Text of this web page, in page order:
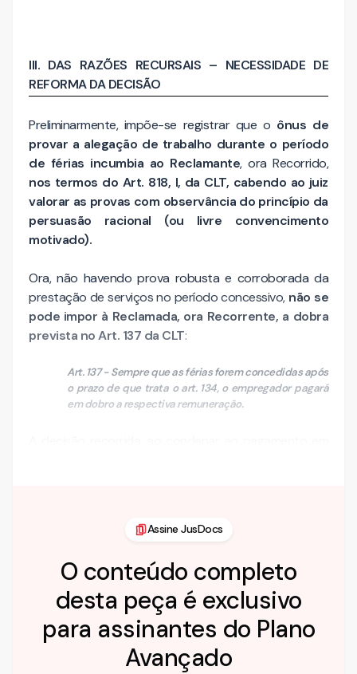
III. DAS RAZÕES RECURSAIS – NECESSIDADE DE
REFORMA DA DECISÃO
Preliminarmente, impõe-se registrar que o ônus de
provar a alegação de trabalho durante o período
de férias incumbia ao Reclamante, ora Recorrido,
nos termos do Art. 818, I, da CLT, cabendo ao juiz
valorar as provas com observância do princípio da
persuasão racional (ou livre convencimento
motivado).
Ora, não havendo prova robusta e corroborada da
prestação de serviços no período concessivo, não se
pode impor à Reclamada, ora Recorrente, a dobra
prevista no Art. 137 da CLT:
Art. 137 - Sempre que as férias forem concedidas após
o prazo de que trata o art. 134, o empregador pagará
em dobro a respectiva remuneração.
Assine JusDocs
O conteúdo completo
desta peça é exclusivo
para assinantes do Plano
Avançado